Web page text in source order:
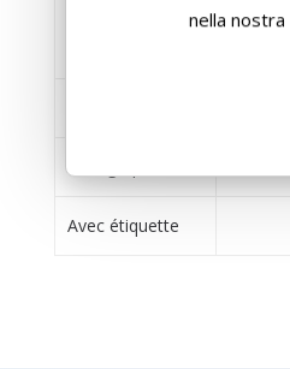
nella nostra
Avec étiquette